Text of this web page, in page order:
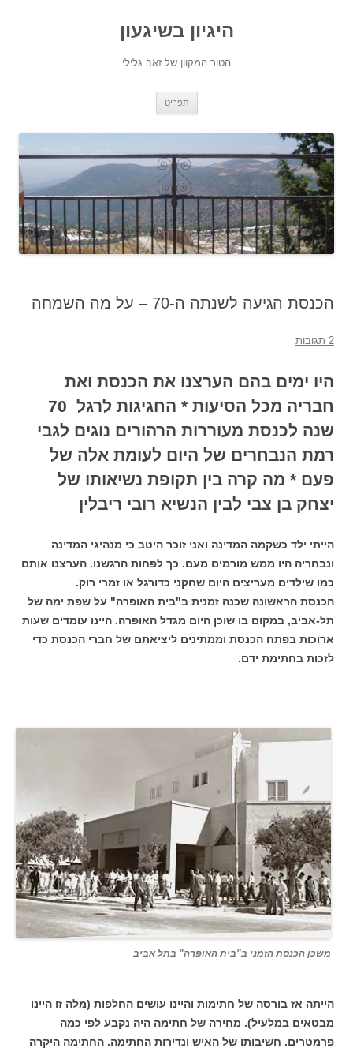
היגיון בשיגעון
הטור המקוון של זאב גלילי
תפריט
הכנסת הגיעה לשנתה ה-70 – על מה השמחה
2 תגובות
היו ימים בהם הערצנו את הכנסת ואת
חבריה מכל הסיעות * החגיגות לרגל 70
שנה לכנסת מעוררות הרהורים נוגים לגבי
רמת הנבחרים של היום לעומת אלה של
פעם * מה קרה בין תקופת נשיאותו של
יצחק בן צבי לבין הנשיא רובי ריבלין
הייתי ילד כשקמה המדינה ואני זוכר היטב כי מנהיגי המדינה
ונבחריה היו ממש מורמים מעם. כך לפחות הרגשנו. הערצנו אותם
כמו שילדים מעריצים היום שחקני כדורגל או זמרי רוק.
הכנסת הראשונה שכנה זמנית ב"בית האופרה" על שפת ימה של
תל-אביב, במקום בו שוכן היום מגדל האופרה. היינו עומדים שעות
ארוכות בפתח הכנסת וממתינים ליציאתם של חברי הכנסת כדי
לזכות בחתימת ידם.
משכן הכנסת הזמני ב"בית האופרה" בתל אביב
הייתה אז בורסה של חתימות והיינו עושים החלפות (מלה זו היינו
מבטאים במלעיל). מחירה של חתימה היה נקבע לפי כמה
פרמטרים. חשיבותו של האיש ונדירות החתימה. החתימה היקרה